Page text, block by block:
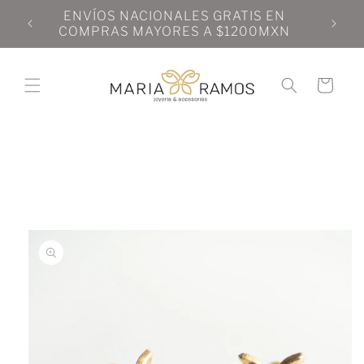
directamente
al contenido
ENVÍOS NACIONALES GRATIS EN
COMPRAS MAYORES A $1200MXN
Carrito